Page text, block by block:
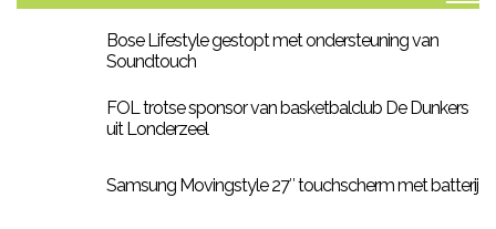
Bose Lifestyle gestopt met ondersteuning van
Soundtouch
FOL trotse sponsor van basketbalclub De Dunkers
uit Londerzeel
Samsung Movingstyle 27″ touchscherm met batterij